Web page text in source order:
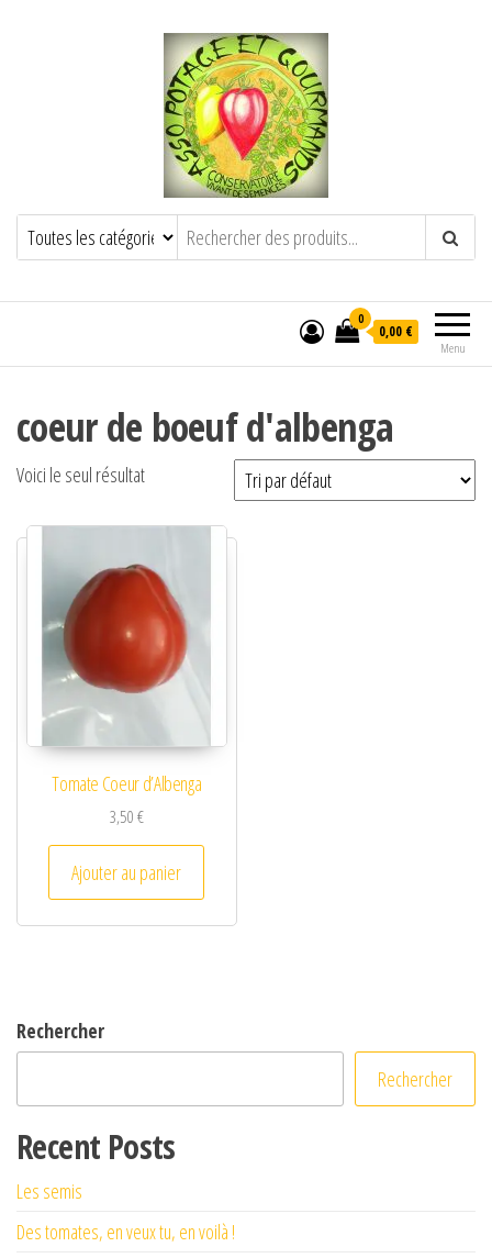
POTAGE ET GOURMANDSSemence paysanne naturelle
——————————————-
Menu
0
0,00 €
coeur de boeuf d'albenga
Voici le seul résultat
Tomate Coeur d’Albenga
3,50€
Ajouter au panier
Rechercher
Rechercher
Recent Posts
Les semis
Des tomates, en veux tu, en voilà !